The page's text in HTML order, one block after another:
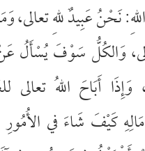
نَحْنُ عَبِيدٌ للهِ تعالى،
وَالكُلُّ سَوْفَ يُسْأَلُ
وَإِذَا أَبَاحَ اللهُ تعالى
كَيْفَ شَاءَ في الأُمُورِ